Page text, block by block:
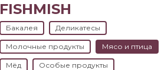
FISHMISH
Бакалея Деликатесы
Молочные продукты Мясо и птица
Мёд Особые продукты